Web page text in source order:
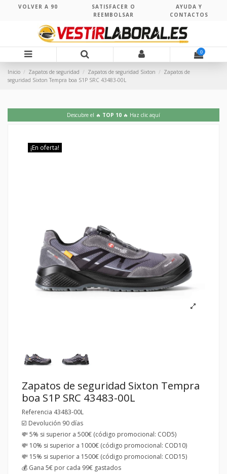
VOLVER A 90
SATISFACER O
REEMBOLSAR
AYUDA Y
CONTACTOS
0
Inicio Zapatos de seguridad Zapatos de seguridad Sixton
Zapatos de
seguridad Sixton Tempra boa S1P SRC 43483-00L
Descubre el 🔥 TOP 10 🔥 Haz clic aquí
¡En oferta!
Zapatos de seguridad Sixton Tempra
boa S1P SRC 43483-00L
Referencia 43483-00L
☑️ Devolución 90 días
💸 5% si superior a 500€ (código promocional: COD5)
💸 10% si superior a 1000€ (código promocional: COD10)
💸 15% si superior a 1500€ (código promocional: COD15)
💰 Gana 5€ por cada 99€ gastados